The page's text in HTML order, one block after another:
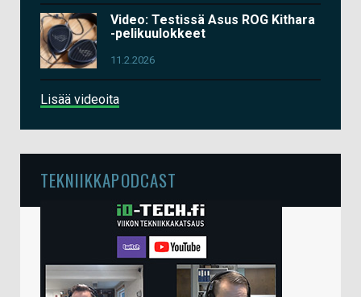
Video: Testissä Asus ROG Kithara
-pelikuulokkeet
11.2.2026
Lisää videoita
TEKNIIKKAPODCAST